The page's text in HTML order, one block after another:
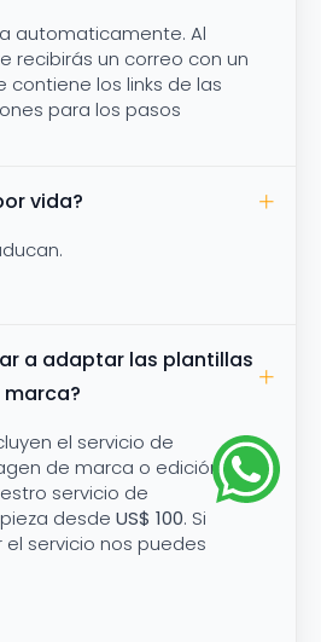
automaticamente. Al
recibirás un correo con un
contiene los links de las
para los pasos
vida?
a adaptar las plantillas
marca?
el servicio de
de marca o edición
servicio de
desde US$ 100. Si
servicio nos puedes